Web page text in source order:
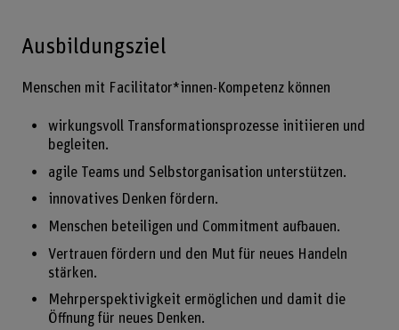
Ausbildungsziel
Menschen mit Facilitator*innen-Kompetenz können
wirkungsvoll Transformationsprozesse initiieren und
begleiten.
agile Teams und Selbstorganisation unterstützen.
innovatives Denken fördern.
Menschen beteiligen und Commitment aufbauen.
Vertrauen fördern und den Mut für neues Handeln
stärken.
Mehrperspektivigkeit ermöglichen und damit die
Öffnung für neues Denken.